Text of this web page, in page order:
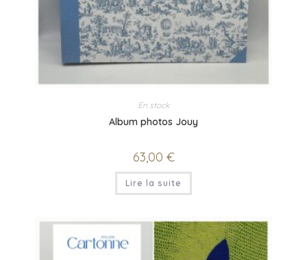
En stock
Album photos Jouy
63,00 €
Lire la suite